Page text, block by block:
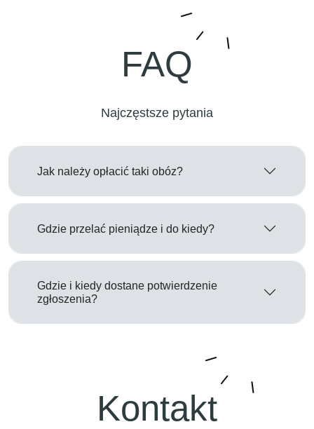
FAQ
Najczęstsze pytania
Jak należy opłacić taki obóz?
Gdzie przelać pieniądze i do kiedy?
Gdzie i kiedy dostane potwierdzenie
zgłoszenia?
Kontakt